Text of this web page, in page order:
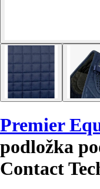
Premier
podložka
Contact